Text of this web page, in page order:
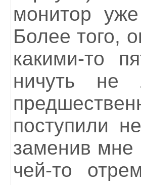
монитор
Более того,
какими-то
ничуть не
поступили
заменив мне
чей-то